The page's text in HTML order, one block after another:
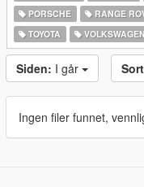
PORSCHE
RANGE
TOYOTA
Siden: I går
Ingen filer funnet,